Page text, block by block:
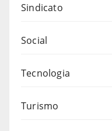
Sindicato
Social
Tecnologia
Turismo